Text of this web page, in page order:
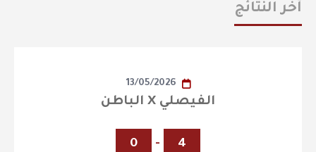
أخر النتائج
13/05/2026
الفيصلي X الباطن
4
-
0